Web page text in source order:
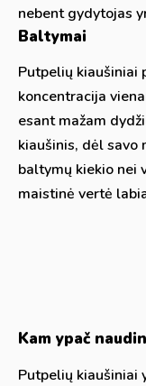
nebent gydytojas
Baltymai
Putpelių kiaušiniai
koncentracija
esant mažam
kiaušinis, dėl savo
baltymų kiekio nei
maistinė vertė
Kam ypač
Putpelių kiaušiniai